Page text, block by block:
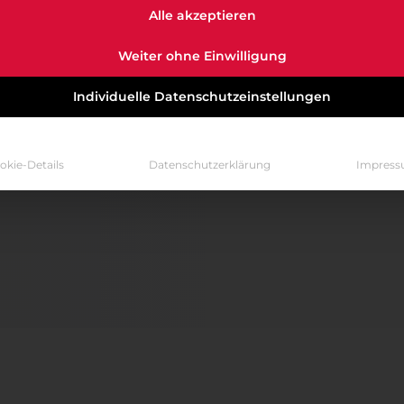
Alle akzeptieren
Weiter ohne Einwilligung
Individuelle Datenschutzeinstellungen
Details Datenschutzerklärung